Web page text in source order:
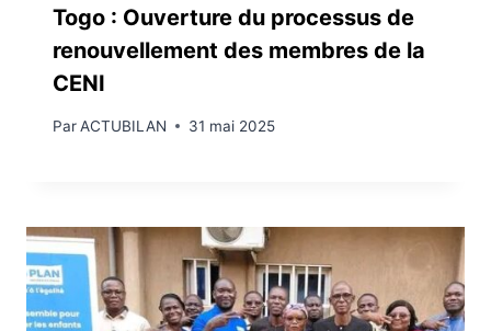
Togo : Ouverture du processus de
renouvellement des membres de la
CENI
ParACTUBILAN 31 mai 2025